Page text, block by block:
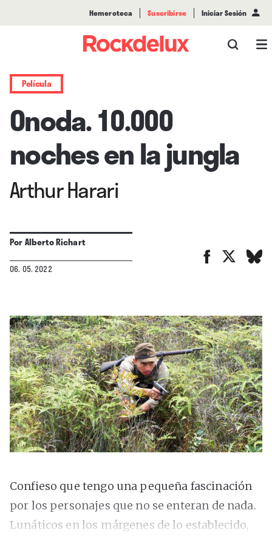
Hemeroteca Suscribirse Iniciar Sesión
Película
Onoda. 10.000
noches en la jungla
Arthur Harari
PorAlberto Richart
06. 05. 2022
Confieso que tengo una pequeña fascinación
por los personajes que no se enteran de nada.
Lunáticos en los márgenes de lo establecido,